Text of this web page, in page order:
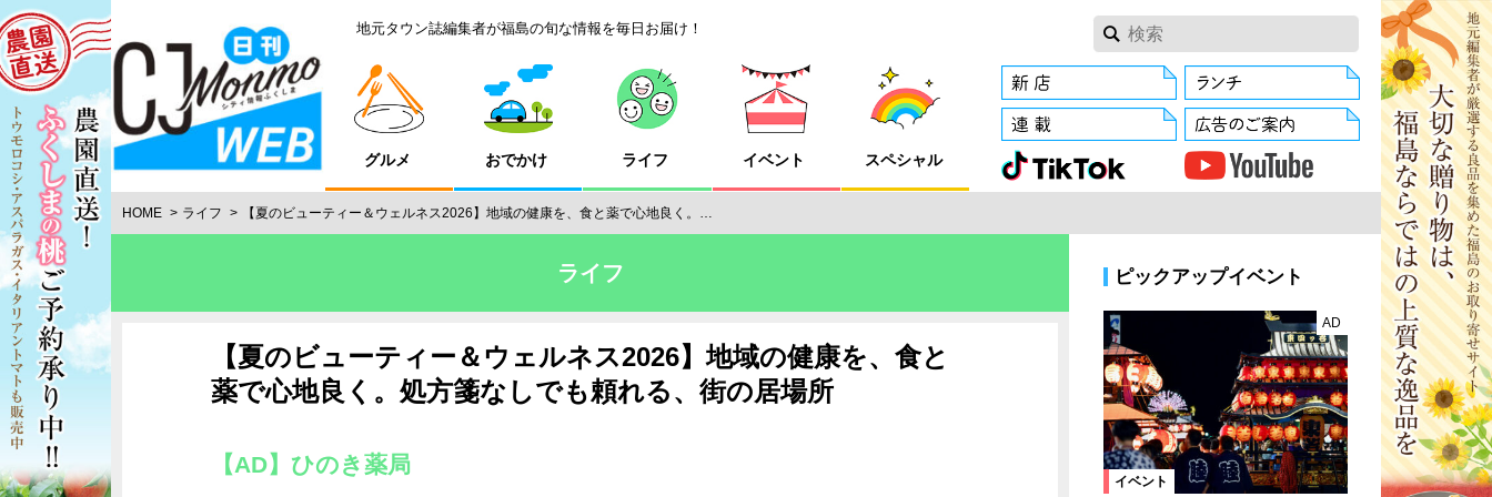
地元タウン誌編集者が福島の旬な情報を毎日お届け！
グルメ おでかけ ライフ イベント スペシャル
HOME ライフ 【夏のビューティー＆ウェルネス2026】地域の健康を、食と薬で心地良く。…
ライフ
【夏のビューティー＆ウェルネス2026】地域の健康を、食と
薬で心地良く。処方箋なしでも頼れる、街の居場所
【AD】ひのき薬局
ピックアップイベント
イベント
AD